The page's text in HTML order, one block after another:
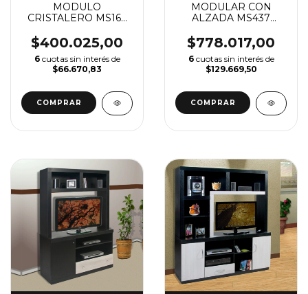
MODULO
CRISTALERO MS162
TRANSFERENCIA)
$400.025,00
6 cuotas sin interés de
$66.670,83
MODULAR CON
ALZADA MS437
DESCUENTO X
TRANSFERENCIA)
$778.017,00
6 cuotas sin interés de
$129.669,50